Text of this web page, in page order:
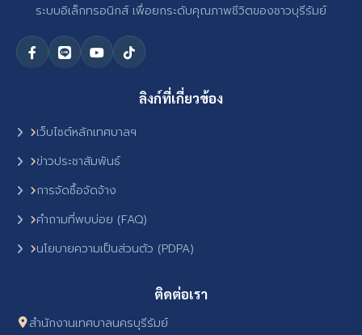
ระบบอิเล็กทรอนิกส์ เพื่อยกระดับคุณภาพชีวิตของชาวบุรีรัมย์
ลิงก์ที่เกี่ยวข้อง
เว็บไซต์หลักเทศบาลฯ
ข่าวประชาสัมพันธ์
การจัดซื้อจัดจ้าง
คำถามที่พบบ่อย (FAQ)
นโยบายความเป็นส่วนตัว (PDPA)
ติดต่อเรา
สำนักงานเทศบาลนครบุรีรัมย์